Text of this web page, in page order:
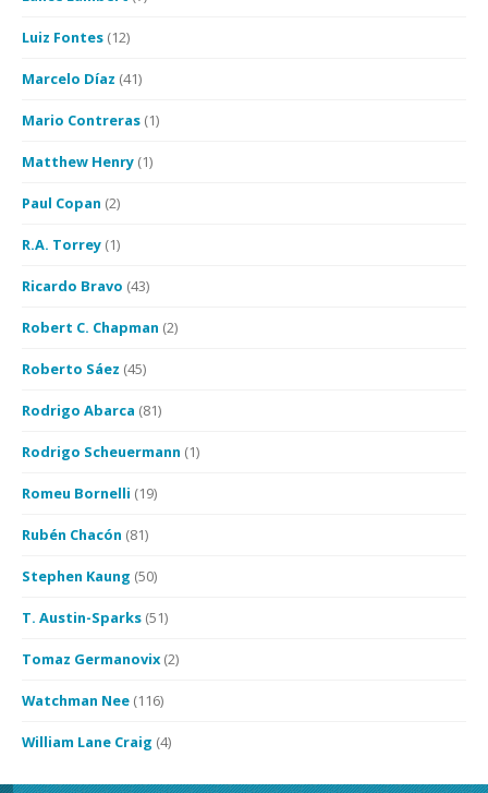
Luiz Fontes (12)
Marcelo Díaz (41)
Mario Contreras (1)
Matthew Henry (1)
Paul Copan (2)
R.A. Torrey (1)
Ricardo Bravo (43)
Robert C. Chapman (2)
Roberto Sáez (45)
Rodrigo Abarca (81)
Rodrigo Scheuermann (1)
Romeu Bornelli (19)
Rubén Chacón (81)
Stephen Kaung (50)
T. Austin-Sparks (51)
Tomaz Germanovix (2)
Watchman Nee (116)
William Lane Craig (4)